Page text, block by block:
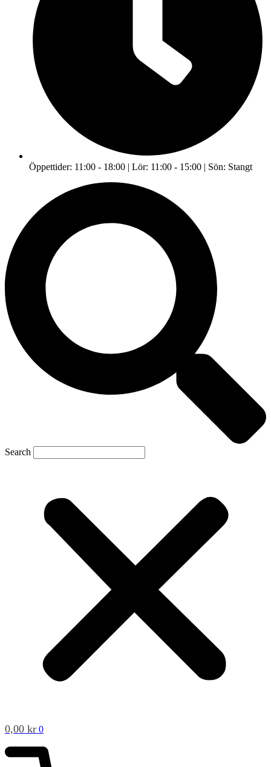
Öppettider: 11:00 - 18:00 | Lör: 11:00 - 15:00 | Sön: Stangt
Search
0,00 kr 0